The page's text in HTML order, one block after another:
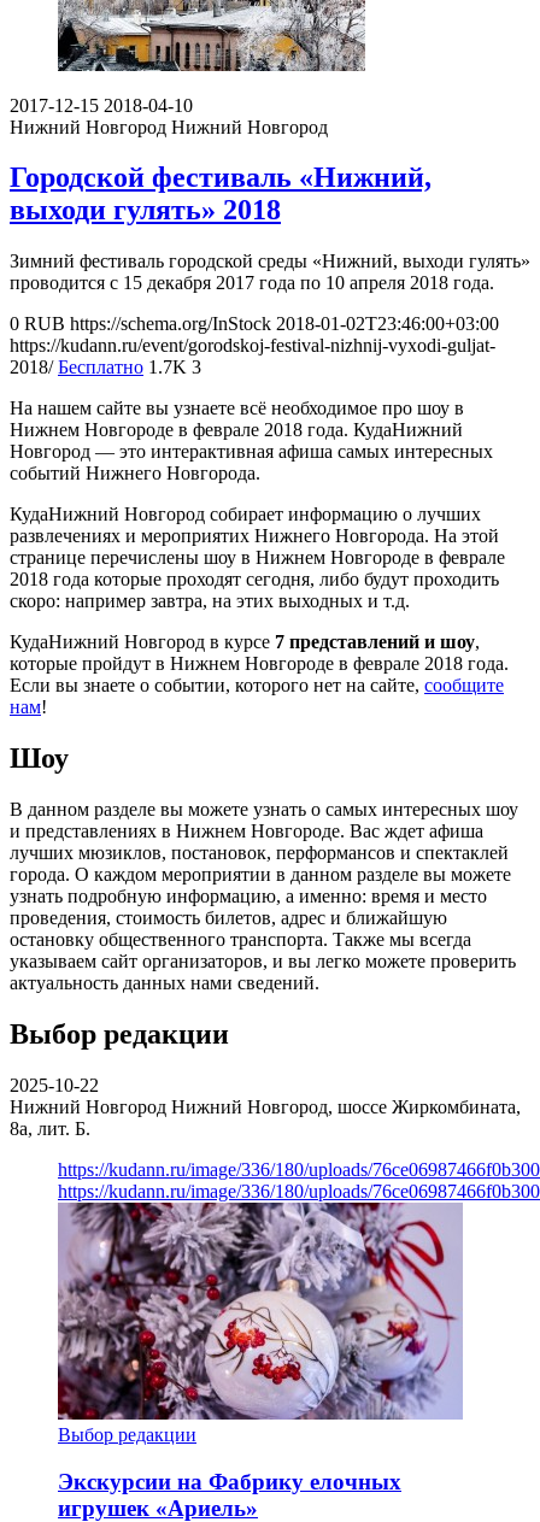
2017-12-15 2018-04-10
Нижний Новгород Нижний Новгород
Городской фестиваль «Нижний,
выходи гулять» 2018
Зимний фестиваль городской среды «Нижний, выходи гулять»
проводится с 15 декабря 2017 года по 10 апреля 2018 года.
0 RUB https://schema.org/InStock 2018-01-02T23:46:00+03:00
https://kudann.ru/event/gorodskoj-festival-nizhnij-vyxodi-guljat-
2018/ Бесплатно 1.7K 3
На нашем сайте вы узнаете всё необходимое про шоу в
Нижнем Новгороде в феврале 2018 года. КудаНижний
Новгород — это интерактивная афиша самых интересных
событий Нижнего Новгорода.
КудаНижний Новгород собирает информацию о лучших
развлечениях и мероприятих Нижнего Новгорода. На этой
странице перечислены шоу в Нижнем Новгороде в феврале
2018 года которые проходят сегодня, либо будут проходить
скоро: например завтра, на этих выходных и т.д.
КудаНижний Новгород в курсе 7 представлений и шоу,
которые пройдут в Нижнем Новгороде в феврале 2018 года.
Если вы знаете о событии, которого нет на сайте, сообщите
нам!
Шоу
В данном разделе вы можете узнать о самых интересных шоу
и представлениях в Нижнем Новгороде. Вас ждет афиша
лучших мюзиклов, постановок, перформансов и спектаклей
города. О каждом мероприятии в данном разделе вы можете
узнать подробную информацию, а именно: время и место
проведения, стоимость билетов, адрес и ближайшую
остановку общественного транспорта. Также мы всегда
указываем сайт организаторов, и вы легко можете проверить
актуальность данных нами сведений.
Выбор редакции
2025-10-22
Нижний Новгород Нижний Новгород, шоссе Жиркомбината,
8а, лит. Б.
https://kudann.ru/image/336/180/uploads/
https://kudann.ru/image/336/180/uploads/
Выбор редакции
Экскурсии на Фабрику елочных
игрушек «Ариель»